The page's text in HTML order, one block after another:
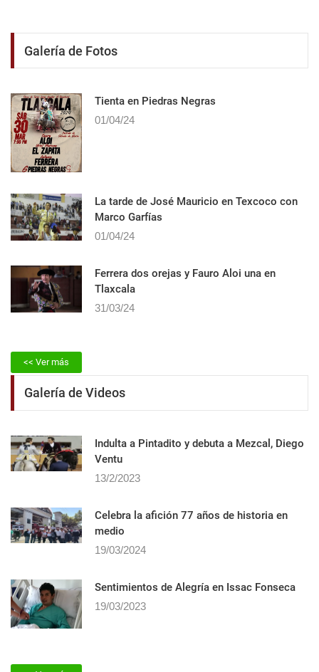
Galería de Fotos
Tienta en Piedras Negras
01/04/24
La tarde de José Mauricio en Texcoco con
Marco Garfías
01/04/24
Ferrera dos orejas y Fauro Aloi una en
Tlaxcala
31/03/24
<< Ver más
Galería de Videos
Indulta a Pintadito y debuta a Mezcal, Diego
Ventu
13/2/2023
Celebra la afición 77 años de historia en
medio
19/03/2024
Sentimientos de Alegrí­a en Issac Fonseca
19/03/2023